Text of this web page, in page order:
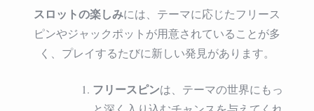
スロットの楽しみには、テーマに応じたフリース
ピンやジャックポットが用意されていることが多
く、プレイするたびに新しい発見があります。
フリースピンは、テーマの世界にもっ